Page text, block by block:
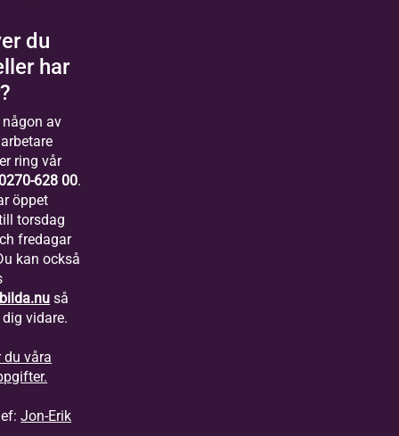
du
har
av
ring vår
628 00.
öppet
torsdag
fredagar
kan också
så
vidare.
du våra
Jon-Erik